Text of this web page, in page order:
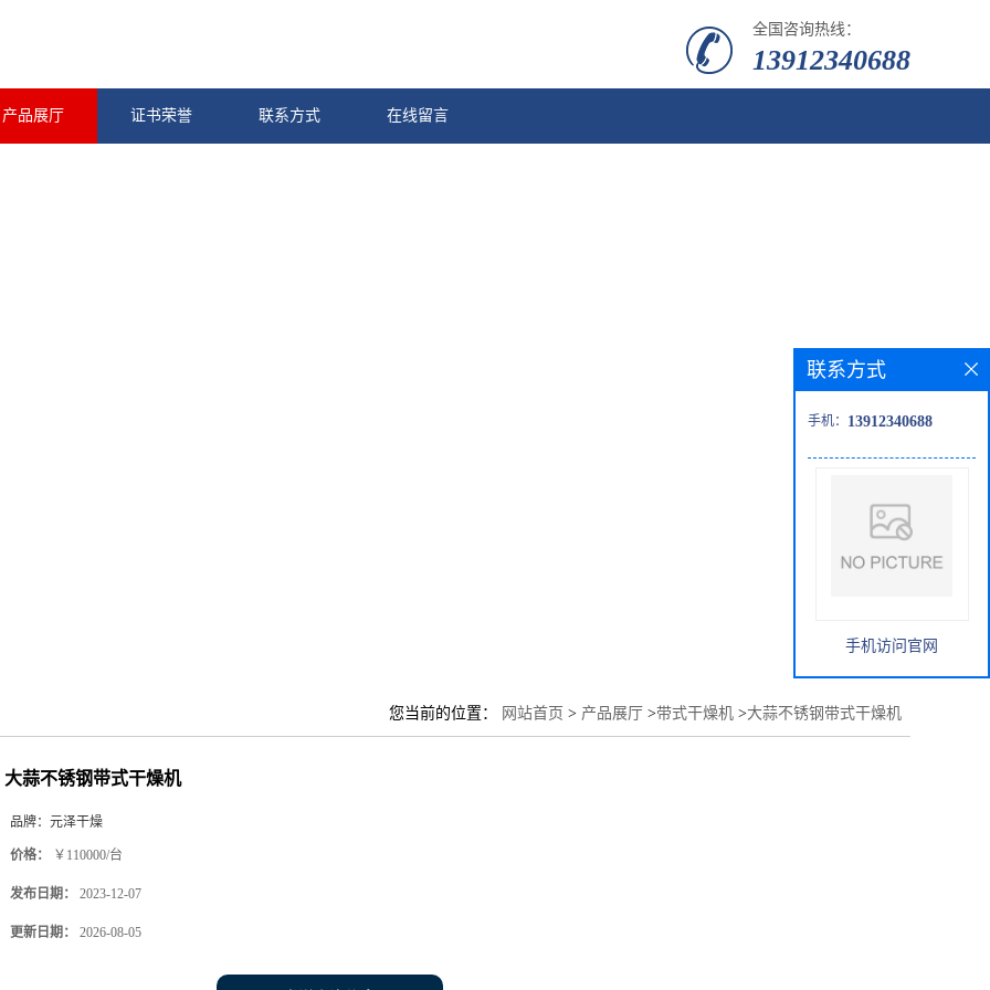
全国咨询热线：
13912340688
产品展厅 证书荣誉 联系方式 在线留言
您当前的位置： 网站首页 > 产品展厅 >带式干燥机 >大蒜不锈钢带式干燥机
大蒜不锈钢带式干燥机
品牌： 元泽干燥
价格： ￥110000/台
发布日期： 2023-12-07
更新日期： 2026-08-05
联系方式
手机： 13912340688
手机访问官网